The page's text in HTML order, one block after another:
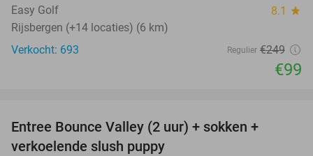
Easy Golf 8.1 star
Rijsbergen (+14 locaties) (6 km)
Verkocht: 693
Regulier €249
€99
Entree Bounce Valley (2 uur) + sokken +
verkoelende slush puppy